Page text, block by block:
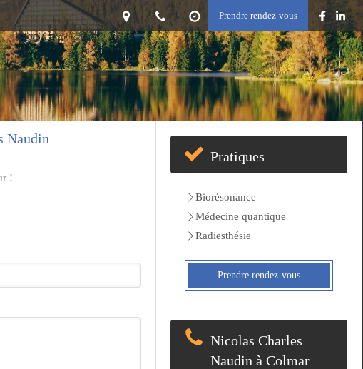
Prendre rendez-vous
Naudin
!
Pratiques
Biorésonance
Médecine quantique
Radiesthésie
Prendre rendez-vous
Nicolas Charles
Naudin à Colmar